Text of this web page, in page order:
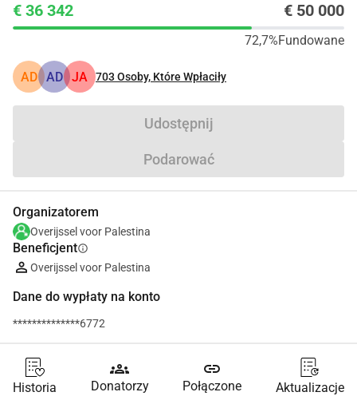
€ 36 342 € 50 000
72,7%Fundowane
AD AD JA 703Osoby, Które Wpłaciły
Udostępnij
Podarować
Organizatorem
Overijssel voor Palestina
Beneficjentinfo
Overijssel voor Palestina
Dane do wypłaty na konto
**************6772
Historia
groups
Donatorzy
link
Połączone Aktualizacje